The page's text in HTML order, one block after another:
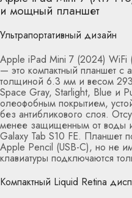
и мощный планшет
Ультрапортативный дизайн
Apple iPad Mini 7 (2024)
— это компактный планшет
толщиной 6.3 мм и весом 293
Space Gray, Starlight, Blue и
олеофобным покрытием,
без антибликового слоя.
менее защищенным от воды
Galaxy Tab S10 FE. Планшет
Apple Pencil (USB-C), но не
клавиатуры подключаются
Компактный Liquid Retina